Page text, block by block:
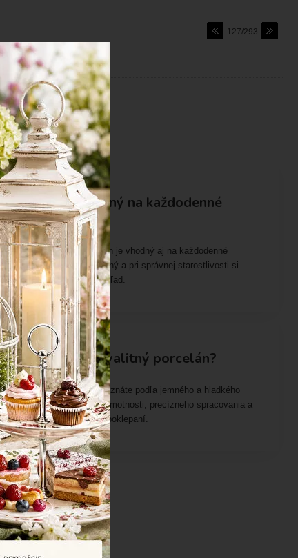
127/293
Porcelán
Je porcelán vhodný na každodenné
používanie?
Áno, kvalitný porcelán je vhodný aj na každodenné
používanie. Je pevný, odolný a pri správnej starostlivosti si
dlhodobo zachová svoj vzhľad.
Porcelán
Ako rozpoznať kvalitný porcelán?
Kvalitný porcelán spoznáte podľa jemného a hladkého
povrchu, pevnosti, nízkej hmotnosti, precízneho spracovania a
čistého zvuku pri jemnom poklepaní.